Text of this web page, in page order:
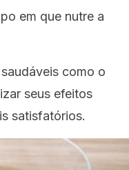
em que nutre a
como o
seus efeitos
satisfatórios.